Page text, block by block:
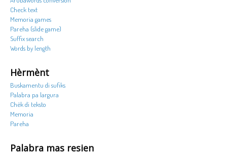
Check text
Memoria games
Pareha (slide game)
Suffix search
Words by length
Hèrmènt
Buskamentu di sufiks
Palabra pa largura
Chèk di teksto
Memoria
Pareha
Palabra mas resien